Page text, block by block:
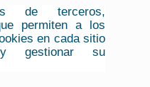
de terceros,
permiten a los
en cada sitio
gestionar su